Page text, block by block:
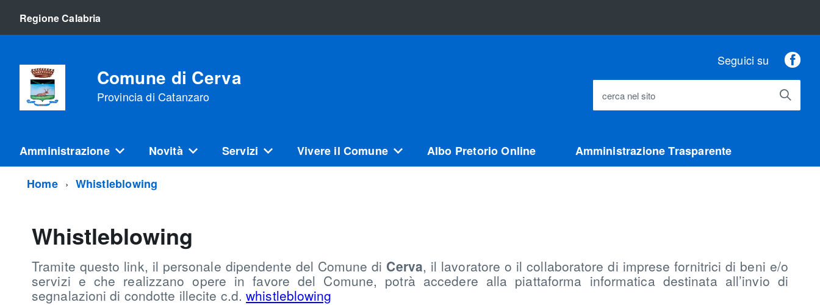
Regione Calabria
Comune di Cerva
Provincia di Catanzaro
Seguici su
cerca nel sito
Amministrazione Novità Servizi Vivere il Comune Albo Pretorio Online Amministrazione Trasparente
Home Whistleblowing
Whistleblowing
Tramite questo link, il personale dipendente del Comune di Cerva, il lavoratore o il collaboratore di imprese fornitrici di beni e/o
servizi e che realizzano opere in favore del Comune, potrà accedere alla piattaforma informatica destinata all’invio di
segnalazioni di condotte illecite c.d.whistleblowing